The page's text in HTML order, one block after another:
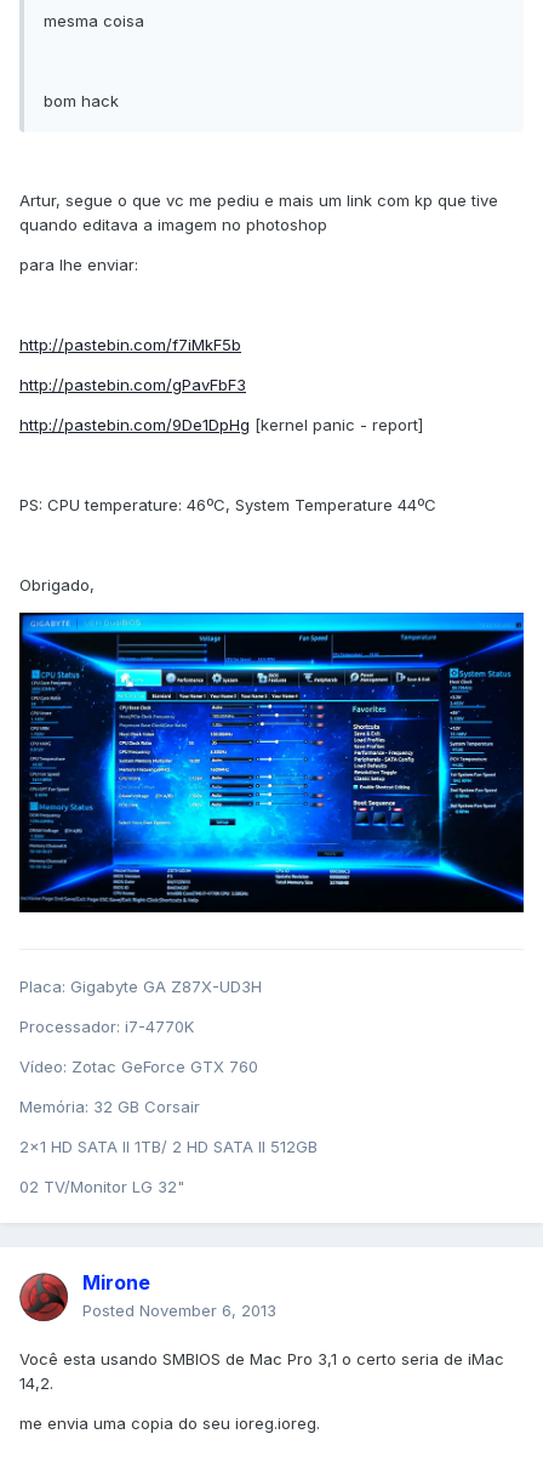
mesma coisa
bom hack
Artur, segue o que vc me pediu e mais um link com kp que tive
quando editava a imagem no photoshop
para lhe enviar:
http://pastebin.com/f7iMkF5b
http://pastebin.com/gPavFbF3
http://pastebin.com/9De1DpHg [kernel panic - report]
PS: CPU temperature: 46ºC, System Temperature 44ºC
Obrigado,
Placa: Gigabyte GA Z87X-UD3H
Processador: i7-4770K
Vídeo: Zotac GeForce GTX 760
Memória: 32 GB Corsair
2x1 HD SATA II 1TB/ 2 HD SATA II 512GB
02 TV/Monitor LG 32"
Mirone
Posted November 6, 2013
Você esta usando SMBIOS de Mac Pro 3,1 o certo seria de iMac
14,2.
me envia uma copia do seu ioreg.ioreg.